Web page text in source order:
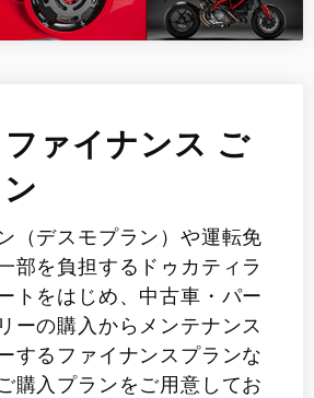
ァイナンス ご
（デスモプラン）や運転免
部を負担するドゥカティラ
トをはじめ、中古車・パー
ーの購入からメンテナンス
するファイナンスプランな
購入プランをご用意してお